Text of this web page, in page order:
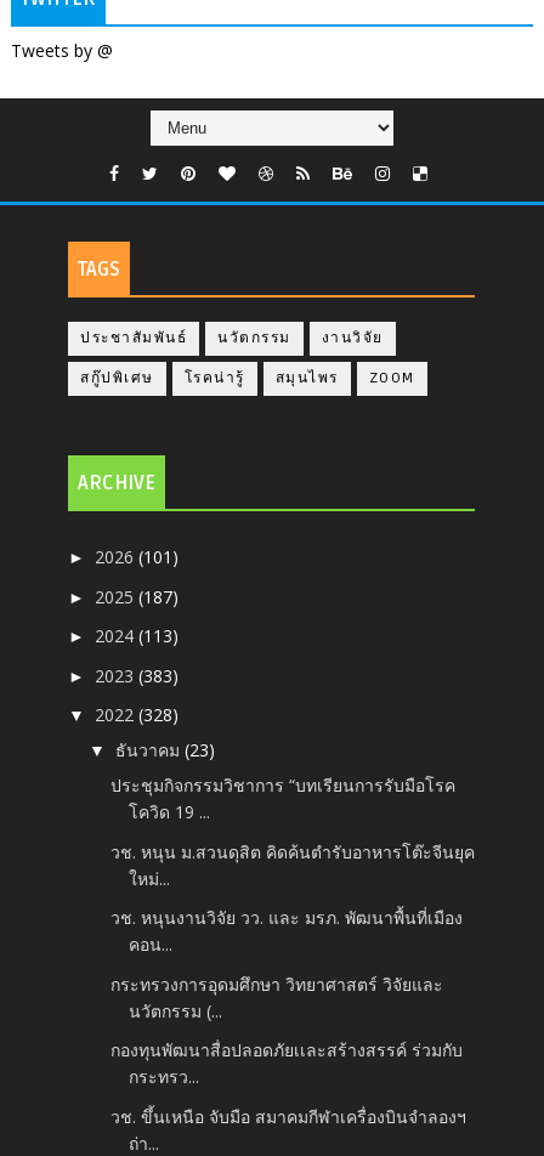
Tweets by @
TAGS
ประชาสัมพันธ์ นวัตกรรม งานวิจัย
สกู๊ปพิเศษ โรคน่ารู้ สมุนไพร ZOOM
ARCHIVE
► 2026(101)
► 2025(187)
► 2024(113)
► 2023(383)
▼ 2022(328)
▼ ธันวาคม(23)
ประชุมกิจกรรมวิชาการ “บทเรียนการรับมือโรค
โควิด 19 ...
วช. หนุน ม.สวนดุสิต คิดค้นตำรับอาหารโต๊ะจีนยุค
ใหม่...
วช. หนุนงานวิจัย วว. และ มรภ. พัฒนาพื้นที่เมือง
คอน...
กระทรวงการอุดมศึกษา วิทยาศาสตร์ วิจัยและ
นวัตกรรม (...
กองทุนพัฒนาสื่อปลอดภัยเเละสร้างสรรค์ ร่วมกับ
กระทรว...
วช. ขึ้นเหนือ จับมือ สมาคมกีฬาเครื่องบินจำลองฯ
ถ่า...